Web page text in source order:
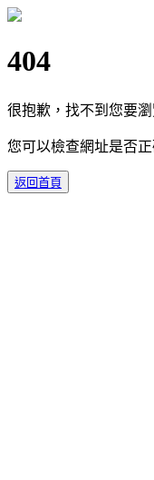
404
很抱歉，找不到您要
您可以檢查網址是否
返回首頁